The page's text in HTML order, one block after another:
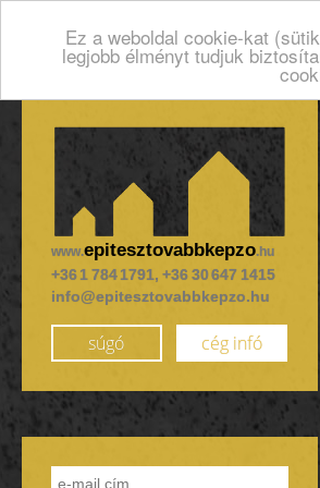
Ez a weboldal cookie-kat
legjobb élményt tudjuk
www.epitesztovabbkepzo.hu
+36 1 784 1791, +36 30 647 1415
info@epitesztovabbkepzo.hu
súgó cég infó